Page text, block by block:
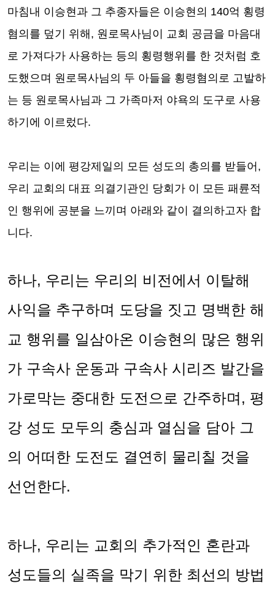
마침내 이승현과 그 추종자들은 이승현의 140억 횡령
혐의를 덮기 위해 , 원로목사님이 교회 공금을 마음대
로 가져다가 사용하는 등의 횡령행위를 한 것처럼 호
도했으며 원로목사님의 두 아들을 횡령혐의로 고발하
는 등 원로목사님과 그 가족마저 야욕의 도구로 사용
하기에 이르렀다.
우리는 이에 평강제일의 모든 성도의 총의를 받들어 ,
우리 교회의 대표 의결기관인 당회가 이 모든 패륜적
인 행위에 공분을 느끼며 아래와 같이 결의하고자 합
니다.
하나, 우리는 우리의 비전에서 이탈해
사익을 추구하며 도당을 짓고 명백한 해
교 행위를 일삼아온 이승현의 많은 행위
가 구속사 운동과 구속사 시리즈 발간을
가로막는 중대한 도전으로 간주하며, 평
강 성도 모두의 충심과 열심을 담아 그
의 어떠한 도전도 결연히 물리칠 것을
선언한다.
하나, 우리는 교회의 추가적인 혼란과
성도들의 실족을 막기 위한 최선의 방법